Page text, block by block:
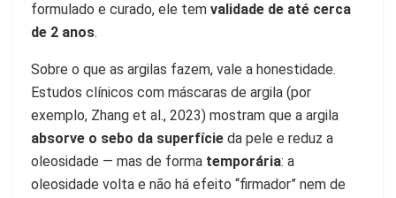
formulado e curado, ele tem validade de até cerca
de 2 anos.
Sobre o que as argilas fazem, vale a honestidade.
Estudos clínicos com máscaras de argila (por
exemplo, Zhang et al., 2023) mostram que a argila
absorve o sebo da superfície da pele e reduz a
oleosidade — mas de forma temporária: a
oleosidade volta e não há efeito “firmador” nem de